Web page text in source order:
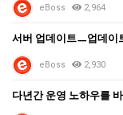
eBoss 2,964
서버 업데이트ㅡ업데이
eBoss 2,930